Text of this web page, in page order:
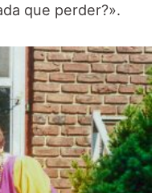
que perder?».